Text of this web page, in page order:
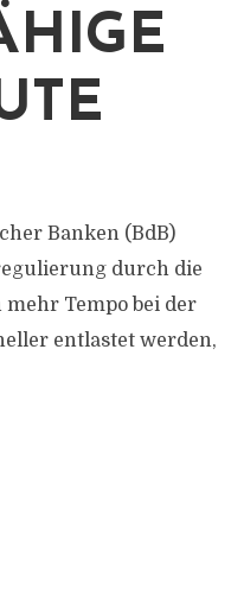
Banken (BdB)
durch die
Tempo bei der
entlastet werden,